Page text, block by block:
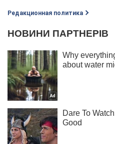
Редакционная политика